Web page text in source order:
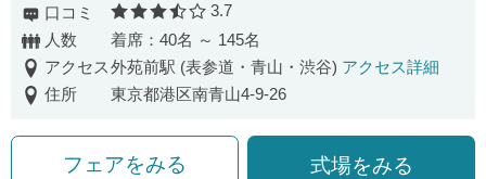
口コミ 口コミ評価
3.7
人数
着席：40名 ～ 145名
アクセス外苑前駅 (表参道・青山・渋谷) アクセス詳細
住所
東京都港区南青山4-9-26
フェアをみる 式場をみる